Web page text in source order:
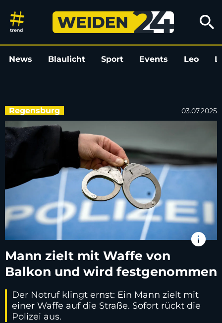
Mann zielt mit Waffe von
search
News Blaulicht Sport Events Leo
Regensburg 03.07.2025
info
Mann zielt mit Waffe von
Balkon und wird festgenommen
Der Notruf klingt ernst: Ein Mann zielt mit
einer Waffe auf die Straße. Sofort rückt die
Polizei aus.